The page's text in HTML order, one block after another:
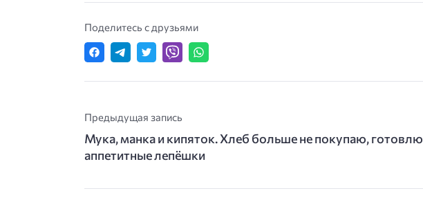
Поделитесь с друзьями
Предыдущая запись
Мука, манка и кипяток. Хлеб больше не покупаю, готовлю
аппетитные лепёшки